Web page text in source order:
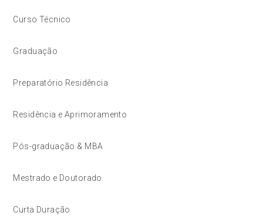
Curso Técnico
Graduação
Preparatório Residência
Residência e Aprimoramento
Pós-graduação & MBA
Mestrado e Doutorado
Curta Duração